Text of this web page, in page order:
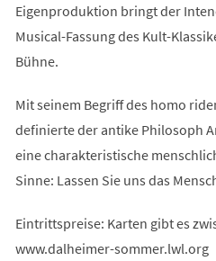
Eigenproduktion bringt der
Musical-Fassung des Kult-
Bühne.
Mit seinem Begriff des homo
definierte der antike Philosoph
eine charakteristische
Sinne: Lassen Sie uns das
Eintrittspreise: Karten gibt es
www.dalheimer-sommer.lwl.org